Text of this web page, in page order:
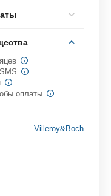
оплаты
Villeroy&Boch